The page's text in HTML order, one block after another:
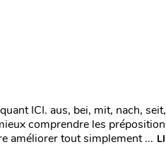
ICI. aus, bei, mit, nach,
comprendre les
améliorer tout simplement ...